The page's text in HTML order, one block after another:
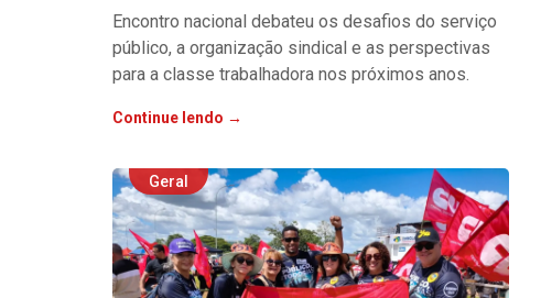
Encontro nacional debateu os desafios do serviço
público, a organização sindical e as perspectivas
para a classe trabalhadora nos próximos anos.
Continue lendo →
Geral